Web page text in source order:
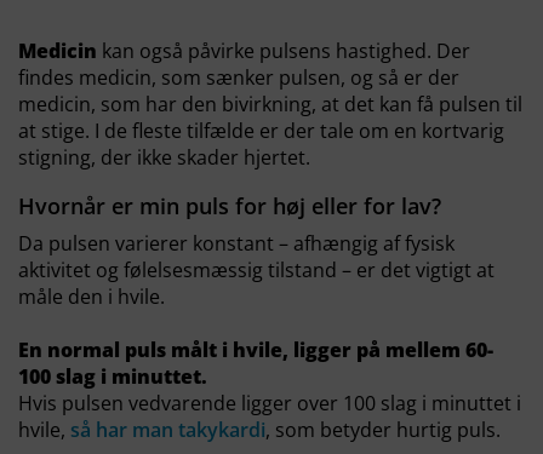
Medicin kan også påvirke pulsens hastighed. Der
findes medicin, som sænker pulsen, og så er der
medicin, som har den bivirkning, at det kan få pulsen til
at stige. I de fleste tilfælde er der tale om en kortvarig
stigning, der ikke skader hjertet.
Hvornår er min puls for høj eller for lav?
Da pulsen varierer konstant – afhængig af fysisk
aktivitet og følelsesmæssig tilstand – er det vigtigt at
måle den i hvile.
En normal puls målt i hvile, ligger på mellem 60-
100 slag i minuttet.
Hvis pulsen vedvarende ligger over 100 slag i minuttet i
hvile, så har man takykardi, som betyder hurtig puls.